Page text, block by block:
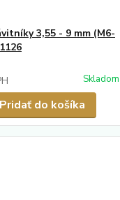
3,55 - 9 mm (M6-
Skladom
Pridať do košíka